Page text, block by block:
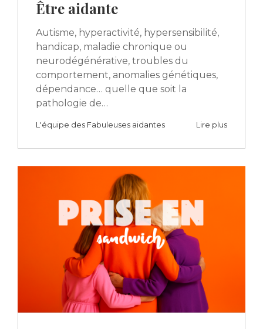
Être aidante
Autisme, hyperactivité, hypersensibilité,
handicap, maladie chronique ou
neurodégénérative, troubles du
comportement, anomalies génétiques,
dépendance… quelle que soit la
pathologie de…
L'équipe des Fabuleuses aidantes Lire plus